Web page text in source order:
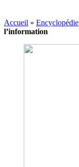
Accueil » Encyclopédie
l’information